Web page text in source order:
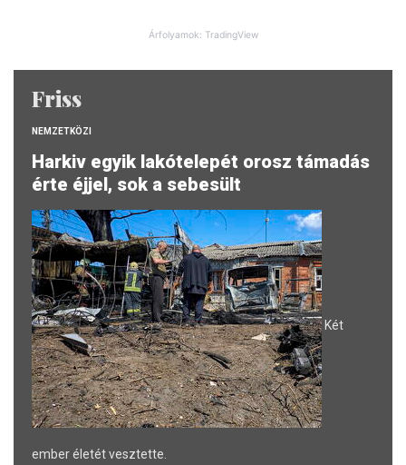
Árfolyamok: TradingView
Friss
NEMZETKÖZI
Harkiv egyik lakótelepét orosz támadás
érte éjjel, sok a sebesült
Két
ember életét vesztette.